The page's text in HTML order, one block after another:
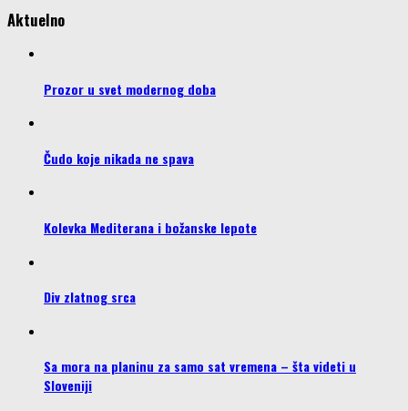
Aktuelno
Prozor u svet modernog doba
Čudo koje nikada ne spava
Kolevka Mediterana i božanske lepote
Div zlatnog srca
Sa mora na planinu za samo sat vremena – šta videti u
Sloveniji